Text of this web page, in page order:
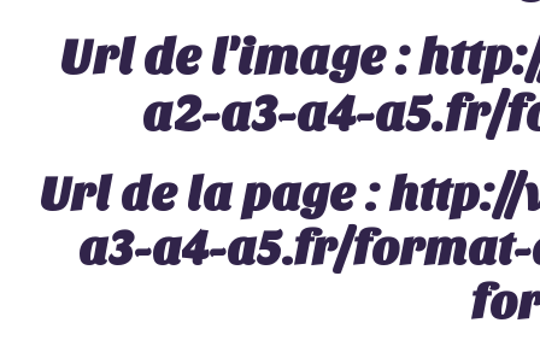
Url de l'image :
a2-a3-a4-a5.fr/
Url de la page :http://
a3-a4-a5.fr/